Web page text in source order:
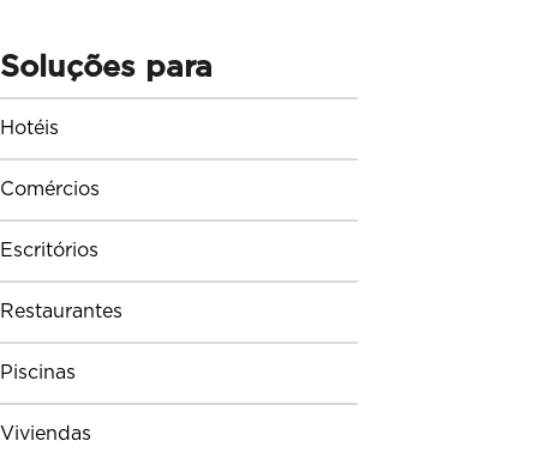
Soluções para
Hotéis
Comércios
Escritórios
Restaurantes
Piscinas
Viviendas